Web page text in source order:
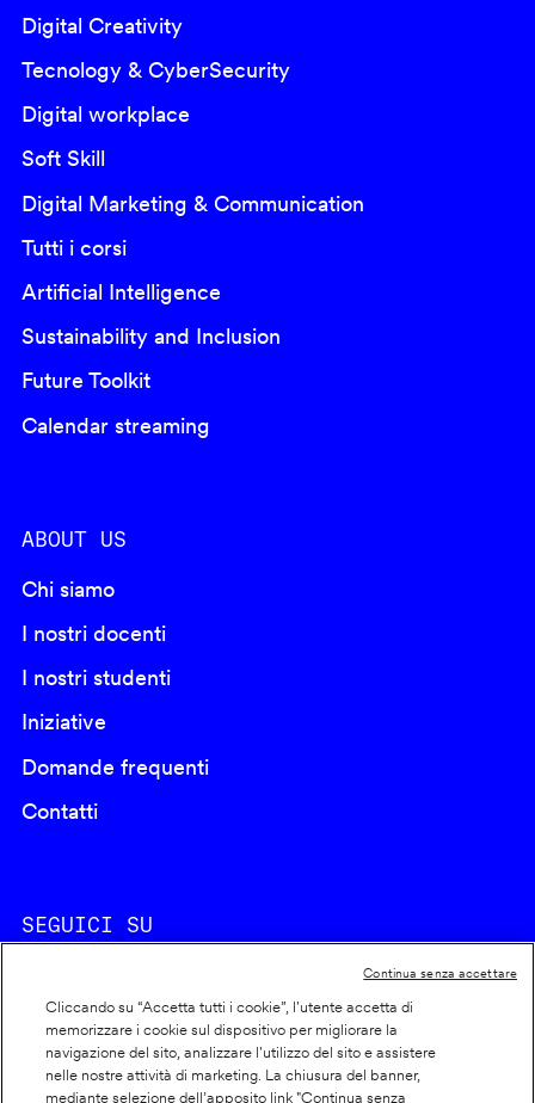
Digital Creativity
Tecnology & CyberSecurity
Digital workplace
Soft Skill
Digital Marketing & Communication
Tutti i corsi
Artificial Intelligence
Sustainability and Inclusion
Future Toolkit
Calendar streaming
ABOUT US
Chi siamo
I nostri docenti
I nostri studenti
Iniziative
Domande frequenti
Contatti
SEGUICI SU
Cookie policy
Cliccando su “Accetta tutti i cookie”, l'utente accetta di
memorizzare i cookie sul dispositivo per migliorare la
navigazione del sito, analizzare l'utilizzo del sito e assistere
nelle nostre attività di marketing. La chiusura del banner,
mediante selezione dell’apposito link "Continua senza
Continua senza accettare